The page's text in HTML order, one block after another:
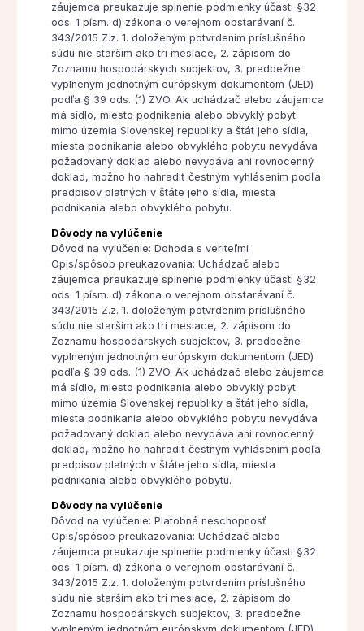
záujemca preukazuje splnenie podmienky účasti §32
ods. 1 písm. d) zákona o verejnom obstarávaní č.
343/2015 Z.z. 1. doloženým potvrdením príslušného
súdu nie starším ako tri mesiace, 2. zápisom do
Zoznamu hospodárskych subjektov, 3. predbežne
vyplneným jednotným európskym dokumentom (JED)
podľa § 39 ods. (1) ZVO. Ak uchádzač alebo záujemca
má sídlo, miesto podnikania alebo obvyklý pobyt
mimo územia Slovenskej republiky a štát jeho sídla,
miesta podnikania alebo obvyklého pobytu nevydáva
požadovaný doklad alebo nevydáva ani rovnocenný
doklad, možno ho nahradiť čestným vyhlásením podľa
predpisov platných v štáte jeho sídla, miesta
podnikania alebo obvyklého pobytu.
Dôvody na vylúčenie
Dôvod na vylúčenie: Dohoda s veriteľmi
Opis/spôsob preukazovania: Uchádzač alebo
záujemca preukazuje splnenie podmienky účasti §32
ods. 1 písm. d) zákona o verejnom obstarávaní č.
343/2015 Z.z. 1. doloženým potvrdením príslušného
súdu nie starším ako tri mesiace, 2. zápisom do
Zoznamu hospodárskych subjektov, 3. predbežne
vyplneným jednotným európskym dokumentom (JED)
podľa § 39 ods. (1) ZVO. Ak uchádzač alebo záujemca
má sídlo, miesto podnikania alebo obvyklý pobyt
mimo územia Slovenskej republiky a štát jeho sídla,
miesta podnikania alebo obvyklého pobytu nevydáva
požadovaný doklad alebo nevydáva ani rovnocenný
doklad, možno ho nahradiť čestným vyhlásením podľa
predpisov platných v štáte jeho sídla, miesta
podnikania alebo obvyklého pobytu.
Dôvody na vylúčenie
Dôvod na vylúčenie: Platobná neschopnosť
Opis/spôsob preukazovania: Uchádzač alebo
záujemca preukazuje splnenie podmienky účasti §32
ods. 1 písm. d) zákona o verejnom obstarávaní č.
343/2015 Z.z. 1. doloženým potvrdením príslušného
súdu nie starším ako tri mesiace, 2. zápisom do
Zoznamu hospodárskych subjektov, 3. predbežne